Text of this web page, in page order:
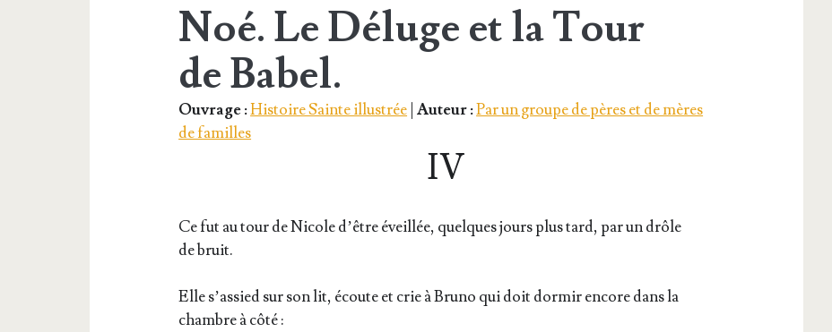
Noé. Le Déluge et la Tour
de Babel.
Ouvrage :Histoire Sainte illustrée |Auteur :Par un groupe de pères et de mères
de familles
IV
Ce fut au tour de Nicole d’être éveillée, quelques jours plus tard, par un drôle
de bruit.
Elle s’as­sied sur son lit, écoute et crie à Bru­no qui doit dor­mir encore dans la
chambre à côté :